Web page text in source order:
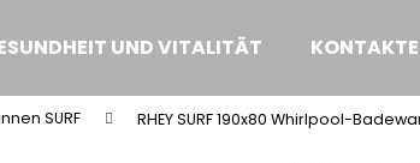
UND VITALITÄT KONTAKTE
SURF RHEY SURF 190x80 Whirlpool-
Was suchen Sie?